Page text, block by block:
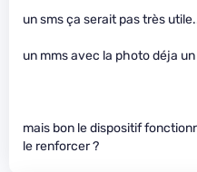
un sms ça serait pas très
un mms avec la photo déja
mais bon le dispositif
le renforcer ?